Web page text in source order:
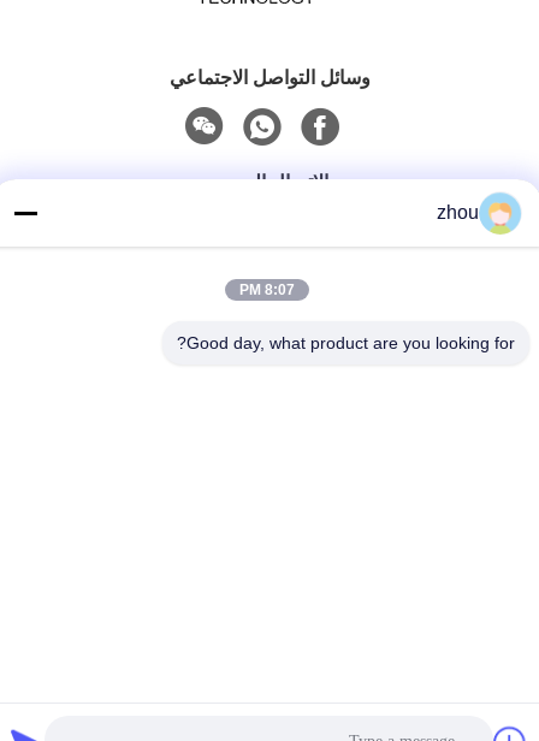
وسائل التواصل الاجتماعي
الاتصال السريع
الهاتف
sales@graceet.com
zhou
8:07 PM
Good day, what product are you looking for?